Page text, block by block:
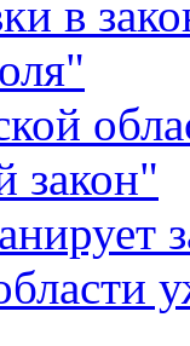
в
закон"